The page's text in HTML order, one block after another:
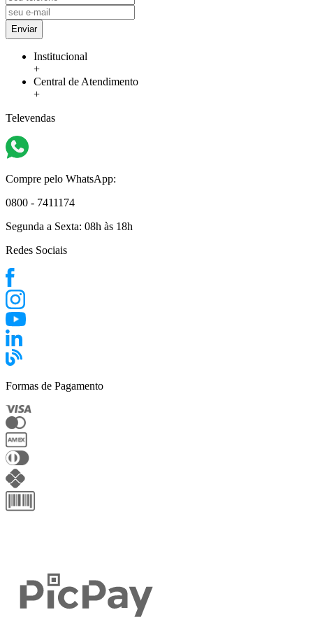
Enviar
Institucional
+
Central de Atendimento
+
Televendas
Compre pelo WhatsApp:
0800 - 7411174
Segunda a Sexta: 08h às 18h
Redes Sociais
Formas de Pagamento